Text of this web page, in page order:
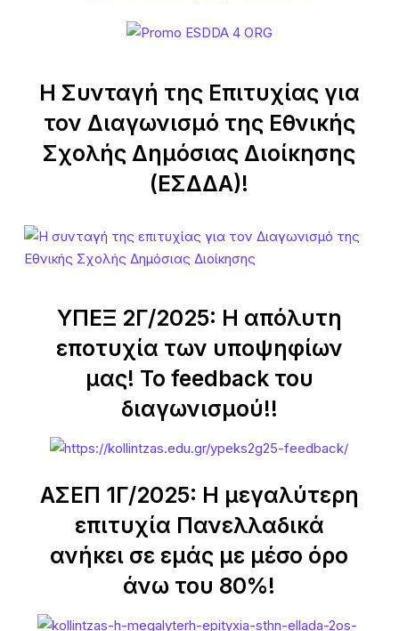
Η Συνταγή της Επιτυχίας για
τον Διαγωνισμό της Εθνικής
Σχολής Δημόσιας Διοίκησης
(ΕΣΔΔΑ)!
ΥΠΕΞ 2Γ/2025: Η απόλυτη
εποτυχία των υποψηφίων
μας! Το feedback του
διαγωνισμού!!
ΑΣΕΠ 1Γ/2025: Η μεγαλύτερη
επιτυχία Πανελλαδικά
ανήκει σε εμάς με μέσο όρο
άνω του 80%!